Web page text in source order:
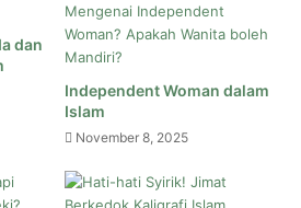
dan
Independent Woman dalam
Islam
November 8, 2025